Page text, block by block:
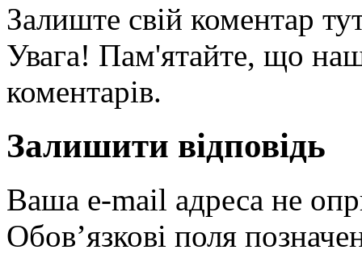
Залиште свій коментар
Увага! Пам'ятайте, що
коментарів.
Залишити відповідь
Ваша e-mail адреса не
Обов’язкові поля